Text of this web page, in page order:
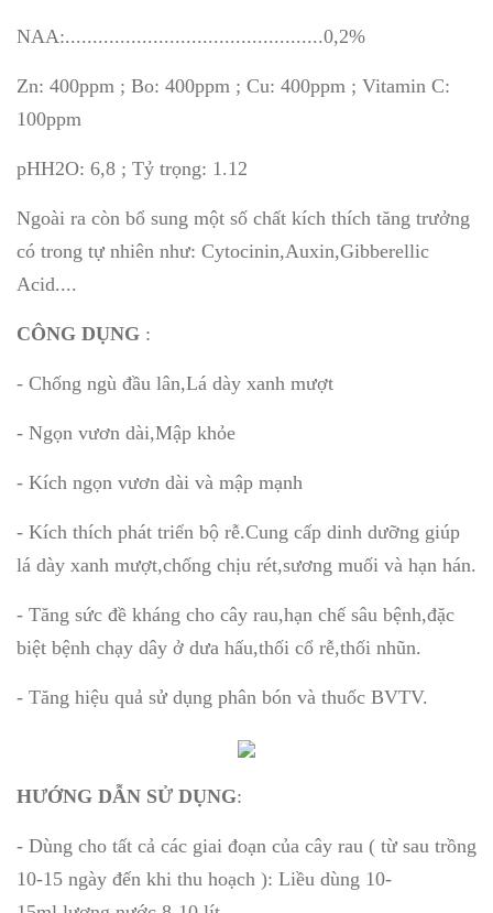
NAA:...............................................0,2%
Zn: 400ppm ; Bo: 400ppm ; Cu: 400ppm ; Vitamin C:
100ppm
pHH2O: 6,8 ; Tỷ trọng: 1.12
Ngoài ra còn bổ sung một số chất kích thích tăng trưởng
có trong tự nhiên như: Cytocinin,Auxin,Gibberellic
Acid....
CÔNG DỤNG :
- Chống ngù đầu lân,Lá dày xanh mượt
- Ngọn vươn dài,Mập khỏe
- Kích ngọn vươn dài và mập mạnh
- Kích thích phát triển bộ rễ.Cung cấp dinh dưỡng giúp
lá dày xanh mượt,chống chịu rét,sương muối và hạn hán.
- Tăng sức đề kháng cho cây rau,hạn chế sâu bệnh,đặc
biệt bệnh chạy dây ở dưa hấu,thối cổ rễ,thối nhũn.
- Tăng hiệu quả sử dụng phân bón và thuốc BVTV.
HƯỚNG DẪN SỬ DỤNG:
- Dùng cho tất cả các giai đoạn của cây rau ( từ sau trồng
10-15 ngày đến khi thu hoạch ): Liều dùng 10-